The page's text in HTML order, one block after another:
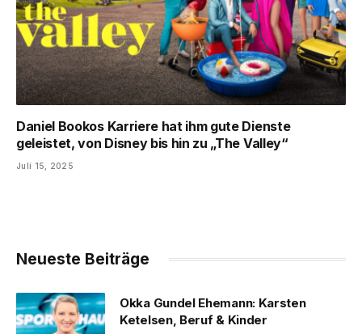
Daniel Bookos Karriere hat ihm gute Dienste
geleistet, von Disney bis hin zu „The Valley“
Juli 15, 2025
Neueste Beiträge
Okka Gundel Ehemann: Karsten
Ketelsen, Beruf & Kinder